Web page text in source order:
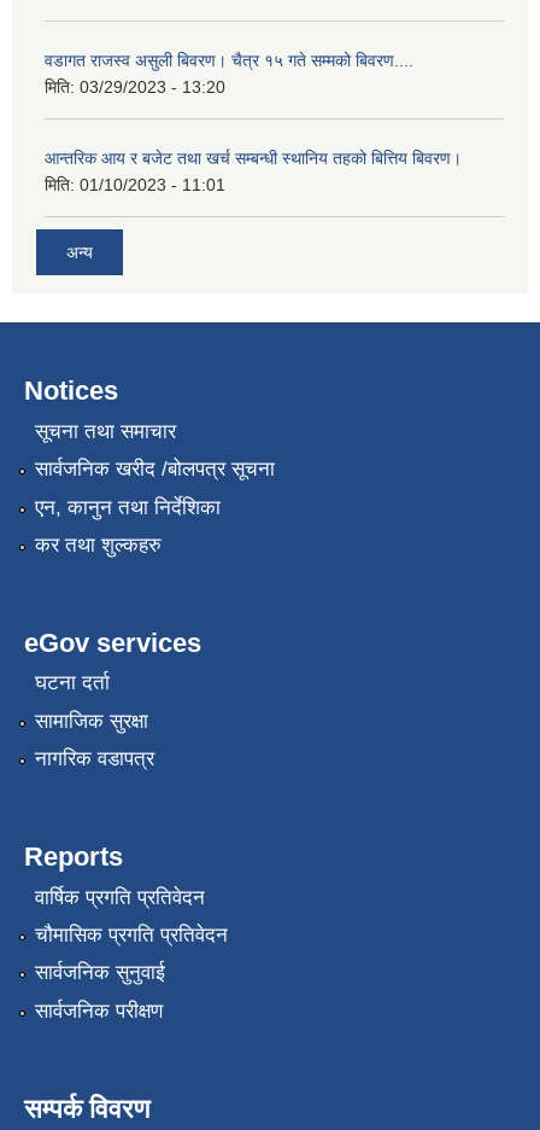
वडागत राजस्व असुली बिवरण। चैत्र १५ गते सम्मको बिवरण....
मिति: 03/29/2023 - 13:20
आन्तरिक आय र बजेट तथा खर्च सम्बन्धी स्थानिय तहको बित्तिय बिवरण।
मिति: 01/10/2023 - 11:01
अन्य
Notices
सूचना तथा समाचार
सार्वजनिक खरीद /बोलपत्र सूचना
एन, कानुन तथा निर्देशिका
कर तथा शुल्कहरु
eGov services
घटना दर्ता
सामाजिक सुरक्षा
नागरिक वडापत्र
Reports
वार्षिक प्रगति प्रतिवेदन
चौमासिक प्रगति प्रतिवेदन
सार्वजनिक सुनुवाई
सार्वजनिक परीक्षण
सम्पर्क विवरण